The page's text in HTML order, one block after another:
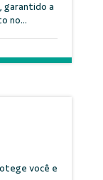
garantido a
no...
você e